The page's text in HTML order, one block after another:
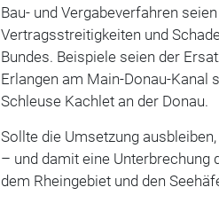
Bau- und Vergabeverfahren
Vertragsstreitigkeiten und
Bundes. Beispiele seien der
Erlangen am Main-Donau-Kanal
Schleuse Kachlet an der Donau.
Sollte die Umsetzung
– und damit eine Unterbrechung
dem Rheingebiet und den